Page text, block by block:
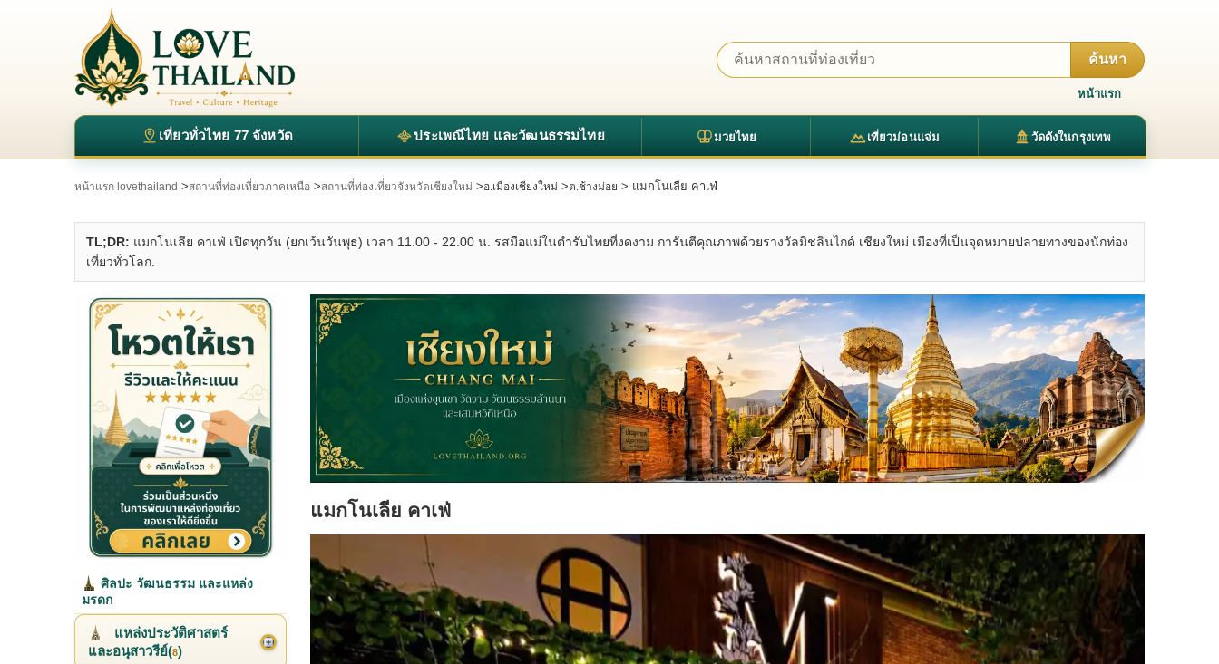
ค้นหา
หน้าแรก
เที่ยวทั่วไทย 77 จังหวัด ประเพณีไทย และวัฒนธรรมไทย มวยไทย เที่ยวม่อนแจ่ม วัดดังในกรุงเทพ
หน้าแรก lovethailand >สถานที่ท่องเที่ยวภาคเหนือ >สถานที่ท่องเที่ยวจังหวัดเชียงใหม่ >อ.เมืองเชียงใหม่ >ต.ช้างม่อย > แมกโนเลีย คาเฟ่
TL;DR: แมกโนเลีย คาเฟ่ เปิดทุกวัน (ยกเว้นวันพุธ) เวลา 11.00 - 22.00 น. รสมือแม่ในตำรับไทยที่งดงาม การันตีคุณภาพด้วยรางวัลมิชลินไกด์ เชียงใหม่ เมืองที่เป็นจุดหมายปลายทางของนักท่อง
เที่ยวทั่วโลก.
แมกโนเลีย คาเฟ่
ศิลปะ วัฒนธรรม และแหล่ง
มรดก
แหล่งประวัติศาสตร์
และอนุสาวรีย์(8)